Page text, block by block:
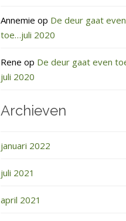
Annemie op De deur gaat even
toe…juli 2020
Rene op De deur gaat even
juli 2020
Archieven
januari 2022
juli 2021
april 2021